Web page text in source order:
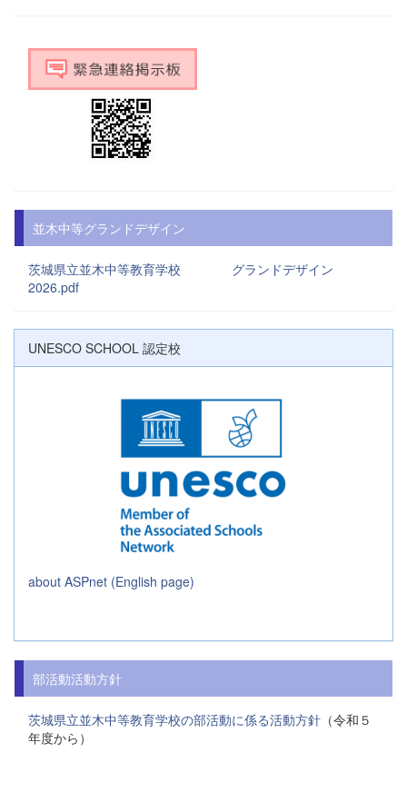
並木中等グランドデザイン
茨城県立並木中等教育学校 グランドデザイン
2026.pdf
UNESCO SCHOOL 認定校
about ASPnet (English page)
部活動活動方針
茨城県立並木中等教育学校の部活動に係る活動方針 （令和５
年度から）